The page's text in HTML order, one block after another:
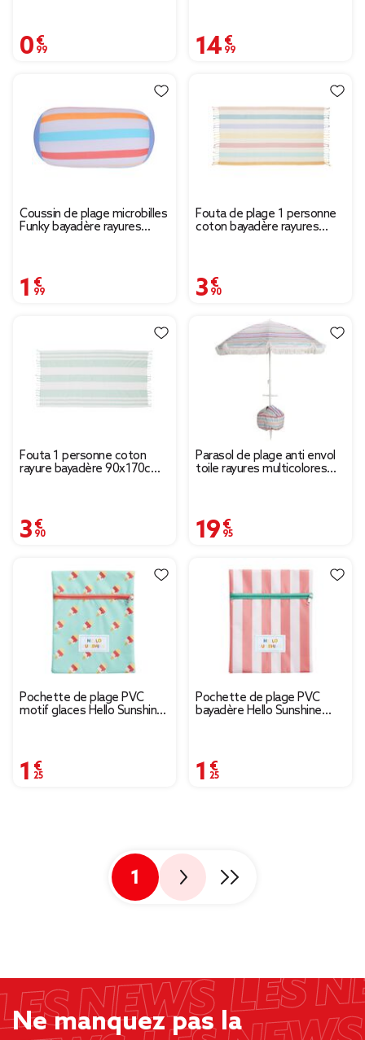
0,99 € 14,99 €
Coussin de plage microbilles
Funky bayadère rayures
1,99 €
Fouta de plage 1 personne
coton bayadère rayures
3,90 €
Fouta 1 personne coton
rayure bayadère 90x170cm
3,90 €
Parasol de plage anti envol
toile rayures multicolores
19,95 €
Pochette de plage PVC
motif glaces Hello Sunshine
1,25 €
Pochette de plage PVC
bayadère Hello Sunshine
1,25 €
1
Ne manquez pas la